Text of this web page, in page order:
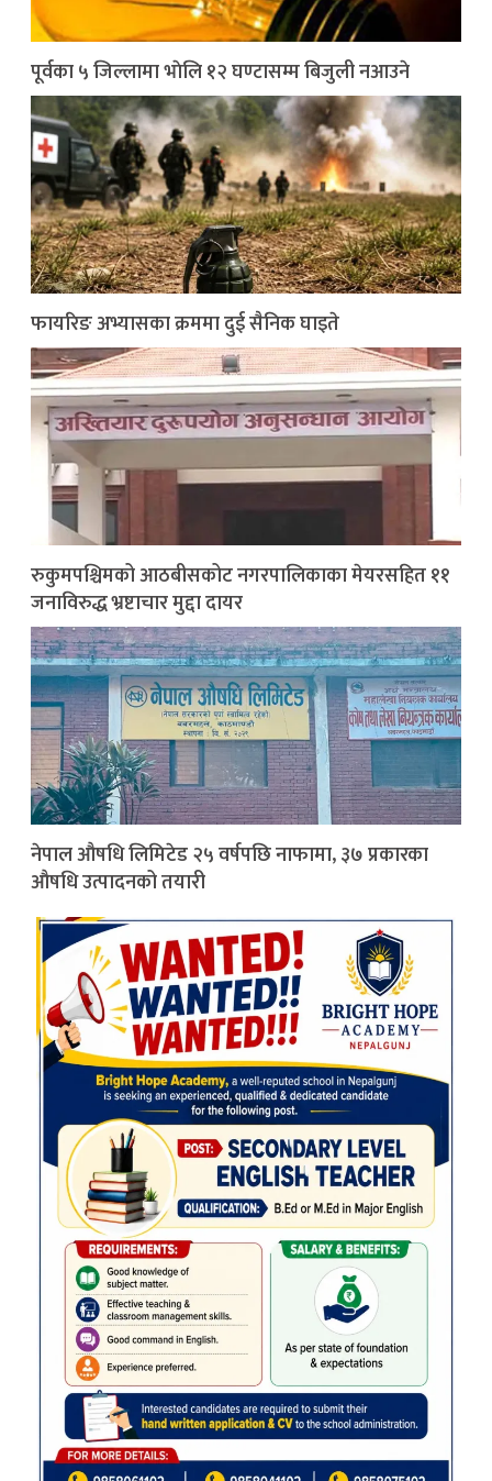
पूर्वका ५ जिल्लामा भाेलि १२ घण्टासम्म बिजुली नआउने
फायरिङ अभ्यासका क्रममा दुई सैनिक घाइते
रुकुमपश्चिमको आठबीसकोट नगरपालिकाका मेयरसहित ११
जनाविरुद्ध भ्रष्टाचार मुद्दा दायर
नेपाल औषधि लिमिटेड २५ वर्षपछि नाफामा, ३७ प्रकारका
औषधि उत्पादनको तयारी